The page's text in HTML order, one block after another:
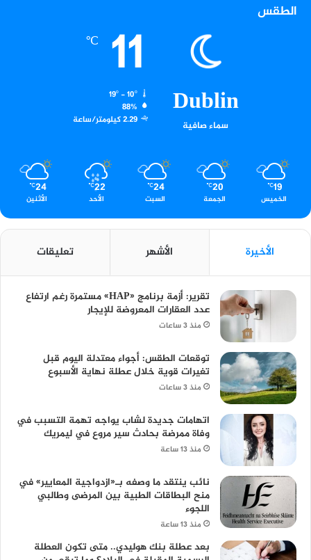
الطقس
Dublin
سماء صافية
11
℃
19º - 10º
88%
2.29 كيلومتر/ساعة
19
℃
الخميس
20
℃
الجمعة
24
℃
السبت
22
℃
الأحد
24
℃
الأثنين
الأخيرة الأشهر تعليقات
تقرير: أزمة برنامج «HAP» مستمرة رغم ارتفاع
عدد العقارات المعروضة للإيجار
منذ 3 ساعات
توقعات الطقس: أجواء معتدلة اليوم قبل
تغيرات قوية خلال عطلة نهاية الأسبوع
منذ 3 ساعات
اتهامات جديدة لشاب يواجه تهمة التسبب في
وفاة ممرضة بحادث سير مروع في ليمريك
منذ 13 ساعة
نائب ينتقد ما وصفه بـ«ازدواجية المعايير» في
منح البطاقات الطبية بين المرضى وطالبي
اللجوء
منذ 13 ساعة
بعد عطلة بنك هوليدي.. متى تكون العطلة